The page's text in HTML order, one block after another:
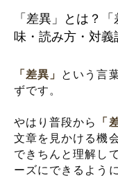
「差異」とは？
味・読み方・対
「差異」
という言
ずです。
やはり普段から 「
文章を見かける機
できちんと理解し
ーズにできるよう